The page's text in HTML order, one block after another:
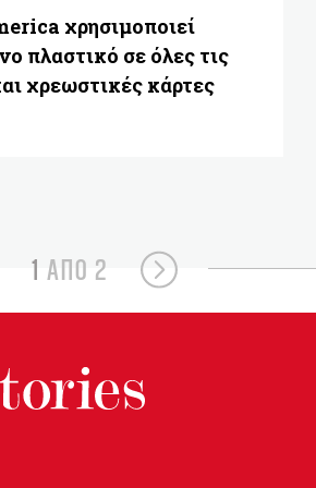
χρησιμοποιεί
πλαστικό σε όλες τις
χρεωστικές κάρτες
1 ΑΠΟ 2